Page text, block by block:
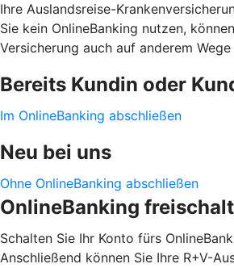
Ihre Auslandsreise-
Sie kein OnlineBanking nutzen,
Versicherung auch auf anderem
Bereits Kundin oder
Im OnlineBanking abschließen
Neu bei uns
Ohne OnlineBanking abschließen
OnlineBanking
Schalten Sie Ihr Konto fürs
Anschließend können Sie Ihre R+V-